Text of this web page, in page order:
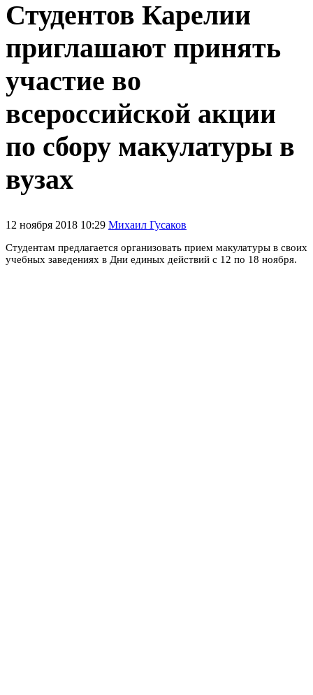
Студентов Карелии
приглашают принять
участие во
всероссийской акции
по сбору макулатуры в
вузах
12 ноября 2018 10:29 Михаил Гусаков
Студентам предлагается организовать прием макулатуры в своих
учебных заведениях в Дни единых действий с 12 по 18 ноября.